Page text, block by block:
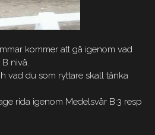
kommer att gå igenom vad
nivå.
vad du som ryttare skall tänka
rida igenom Medelsvår B:3 resp